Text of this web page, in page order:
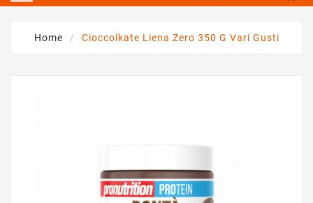
Home Cioccolkate Liena Zero 350 G Vari Gusti